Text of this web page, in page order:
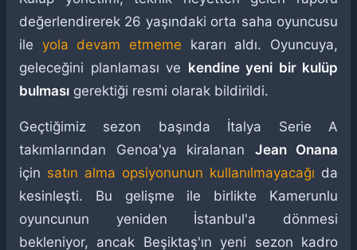
değerlendirerek 26 yaşındaki orta saha oyuncusu
ile yola devam etmeme kararı aldı. Oyuncuya,
geleceğini planlaması ve kendine yeni bir kulüp
bulması gerektiği resmi olarak bildirildi.
Geçtiğimiz sezon başında İtalya Serie A
takımlarından Genoa'ya kiralanan Jean Onana
için satın alma opsiyonunun kullanılmayacağı da
kesinleşti. Bu gelişme ile birlikte Kamerunlu
oyuncunun yeniden İstanbul'a dönmesi
bekleniyor, ancak Beşiktaş'ın yeni sezon kadro